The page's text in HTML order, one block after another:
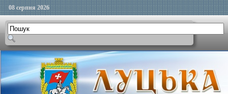
08 серпня 2026